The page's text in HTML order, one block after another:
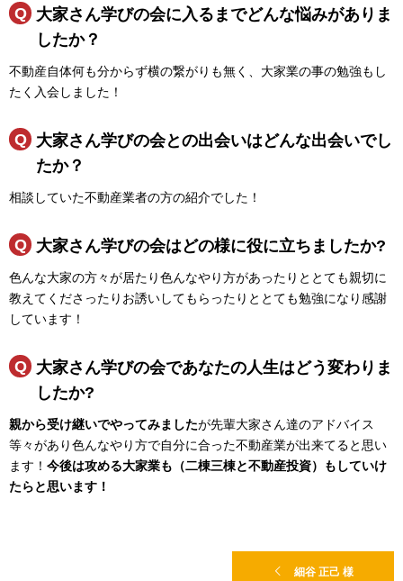
大家さん学びの会に入るまでどんな悩みがありま
したか？
不動産自体何も分からず横の繋がりも無く、大家業の事の勉強もし
たく入会しました！
大家さん学びの会との出会いはどんな出会いでし
たか？
相談していた不動産業者の方の紹介でした！
大家さん学びの会はどの様に役に立ちましたか?
色んな大家の方々が居たり色んなやり方があったりととても親切に
教えてくださったりお誘いしてもらったりととても勉強になり感謝
しています！
大家さん学びの会であなたの人生はどう変わりま
したか?
親から受け継いでやってみましたが先輩大家さん達のアドバイス
等々があり色んなやり方で自分に合った不動産業が出来てると思い
ます！ 今後は攻める大家業も（二棟三棟と不動産投資）もしていけ
たらと思います！
細谷 正己 様